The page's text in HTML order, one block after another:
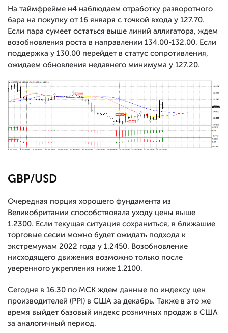
На таймфрейме н4 наблюдаем отработку разворотного
бара на покупку от 16 января с точкой входа у 127.70.
Если пара сумеет остаться выше линий аллигатора, ждем
возобновления роста в направлении 134.00-132.00. Если
поддержка у 130.00 перейдет в статус сопротивления,
ожидаем обновления недавнего минимума у 127.20.
GBP/USD
Очередная порция хорошего фундамента из
Великобритании способствовала уходу цены выше
1.2300. Если текущая ситуация сохраниться, в ближашие
торговые сесии можно будет ожидать подхода к
экстремумам 2022 года у 1.2450. Возобновление
нисходящего движения возможно только после
уверенного укрепления ниже 1.2100.
Сегодня в 16.30 по МСК ждем данные по индексу цен
производителей (PPI) в США за декабрь. Также в это же
время выйдет базовый индекс розничных продаж в США
за аналогичный период.